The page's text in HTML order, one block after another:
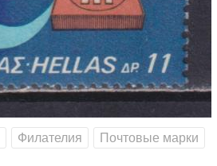
Филателия Почтовые марки